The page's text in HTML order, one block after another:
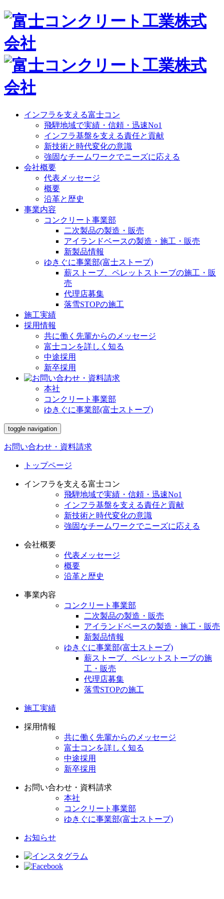
インフラを支える富士コン
飛騨地域で実績・信頼・迅速No1
インフラ基盤を支える責任と貢献
新技術と時代変化の意識
強固なチームワークでニーズに応える
会社概要
代表メッセージ
概要
沿革と歴史
事業内容
コンクリート事業部
二次製品の製造・販売
アイランドベースの製造・施工・販売
新製品情報
ゆきぐに事業部(富士ストーブ)
薪ストーブ、ペレットストーブの施工・販
売
代理店募集
落雪STOPの施工
施工実績
採用情報
共に働く先輩からのメッセージ
富士コンを詳しく知る
中途採用
新卒採用
本社
コンクリート事業部
ゆきぐに事業部(富士ストーブ)
toggle navigation
お問い合わせ・資料請求
トップページ
インフラを支える富士コン
飛騨地域で実績・信頼・迅速No1
インフラ基盤を支える責任と貢献
新技術と時代変化の意識
強固なチームワークでニーズに応える
会社概要
代表メッセージ
概要
沿革と歴史
事業内容
コンクリート事業部
二次製品の製造・販売
アイランドベースの製造・施工・販売
新製品情報
ゆきぐに事業部(富士ストーブ)
薪ストーブ、ペレットストーブの施
工・販売
代理店募集
落雪STOPの施工
施工実績
採用情報
共に働く先輩からのメッセージ
富士コンを詳しく知る
中途採用
新卒採用
お問い合わせ・資料請求
本社
コンクリート事業部
ゆきぐに事業部(富士ストーブ)
お知らせ